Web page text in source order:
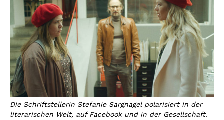
Die Schriftstellerin Stefanie Sargnagel polarisiert in der
literarischen Welt, auf Facebook und in der Gesellschaft.